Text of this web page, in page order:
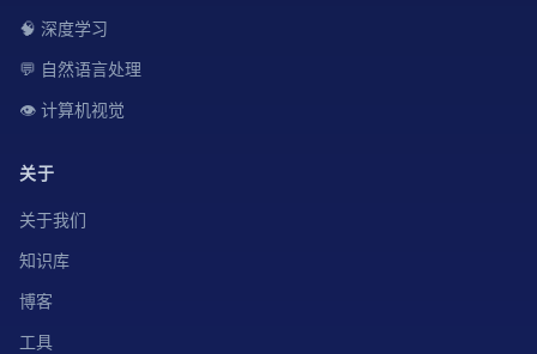
🧠 深度学习
💬 自然语言处理
👁️ 计算机视觉
关于
关于我们
知识库
博客
工具